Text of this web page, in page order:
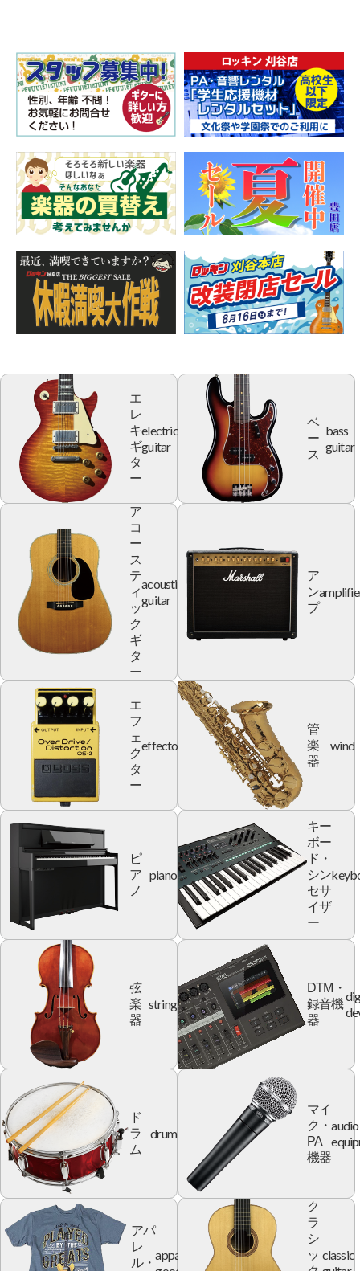
エ
レ
キ
ギ
タ
ー
electric
guitar
ベ
ー
ス
bass
guitar
ア
コ
ー
ス
テ
ィ
ッ
ク
ギ
タ
ー
acoustic
guitar
ア
ン
プ
エ
フ
ェ
ク
タ
ー
effector
管
楽
器
wind
ピ
ア
ノ
piano
キー
ボー
ド・
シン
セサ
イザ
ー
弦
楽
器
string
DTM・
録音機
器
ド
ラ
ム
drum
マイ
ク・
PA
機器
audio
アパ
レ
ル・
apparel
ク
ラ
シ
ッ classic